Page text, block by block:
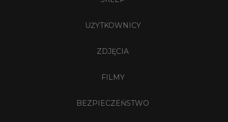
UŻYTKOWNICY
ZDJĘCIA
FILMY
BEZPIECZEŃSTWO